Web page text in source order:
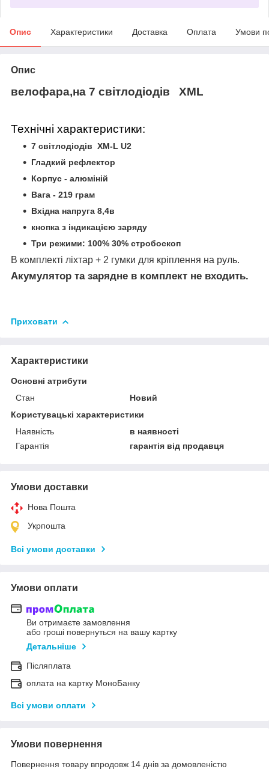
Опис Характеристики Доставка Оплата Умови
Опис
велофара,на 7 світлодіодів XML
Технічні характеристики:
7 світлодіодів XM-L U2
Гладкий рефлектор
Корпус - алюміній
Вага - 219 грам
Вхідна напруга 8,4в
кнопка з індикацією заряду
Три режими: 100% 30% стробоскоп
В комплекті ліхтар + 2 гумки для кріплення на руль.
Акумулятор та зарядне в комплект не входить.
Приховати
Характеристики
Основні атрибути
Стан
Новий
Користувацькi характеристики
Наявність
в наявності
Гарантія
гарантія від продавця
Умови доставки
Нова Пошта
Укрпошта
Всі умови доставки
Умови оплати
Ви отримаєте замовлення
або гроші повернуться на вашу картку
Детальніше
Післяплата
оплата на картку МоноБанку
Всі умови оплати
Умови повернення
Повернення товару впродовж 14 днів за домовленістю